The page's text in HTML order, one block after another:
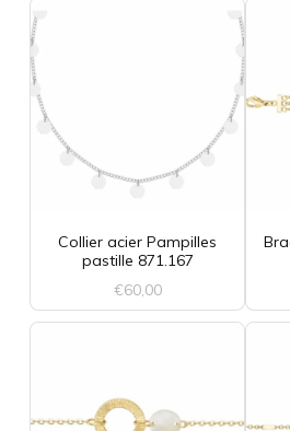
du
Collier acier Pampilles
pastille 871.167
€60,00